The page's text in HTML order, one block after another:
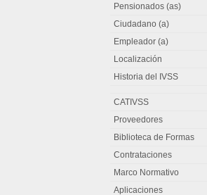
Pensionados (as)
Ciudadano (a)
Empleador (a)
Localización
Historia del IVSS
CATIVSS
Proveedores
Biblioteca de Formas
Contrataciones
Marco Normativo
Aplicaciones